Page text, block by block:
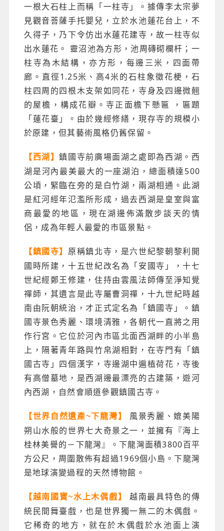
一根大石柱上而稱「一柱寺」。據傳李太宗夢
見觀音菩薩手托嬰兒，立於水池蓮花台上，不
久得子，乃下令仿出水蓮花建寺，故一柱寺似
出水蓮花。 靈沼池為方形，池周磚砌欄杆；一
柱寺為木結構，亦方形，每邊三米，四面帶
廊。直徑1.25米、高4米的石柱象徵花梗，石
柱四周的四根木支架如同花，寺身及四邊微翹
的屋檐，構成花瓣。寺正面檐下懸匾 ，匾題
「蓮花臺」。由於幾經修繕，現存寺的規模小
於原建，但其藝術風格仍舊保留。
【西湖】鎮國寺前廣場面湖之處即為西湖。西
湖是河內最美最大的一座湖泊，總面積達500
公頃，緊臨在旁的是白竹湖，兩湖相通。此湖
是紅河經年氾濫所形成，過去西湖是皇室與富
商最愛的地區，現在湖邊佈滿散步談天的情
侶，成為年輕人最愛的市區景點。
【鎮國寺】 原稱鎮北寺，是六世紀黎朝黎利開
國時所建，十五世紀改名為「安國寺」，十七
世紀經鄭王修建，住持由雲風法師傳至淨知覺
禪師，其遺言是此寺屬曹洞禪，十九世紀時越
南由阮朝統治，才正式定名為「鎮國寺」。鎮
國寺景色秀麗、環境清雅，各朝代一直將之用
作行宮。它位於河內市區北面西湖畔的小半島
上，隔著青年路與竹帛湖相對，在寺門有「鎮
國古寺」四個漢字，寺邊湖中遍植荷花，寺後
有高僧墓地，是西湖邊最漂亮的古建築，遊河
內西湖，自然會順道參觀鎮國古寺。
【世界自然遺產~下龍灣】
風景秀麗、媲美陽
朔山水般的世界七大奇景之一，並擁有『海上
桂林美譽的－下龍灣』。下龍灣面積3800百平
方公尺，周圍散佈有超過1969個小島。下龍灣
是地球演變過程的天然博物館。
【越南國寶~水上木偶戲】
越南最具特色的傳
統民間舞臺戲，也是世界獨一無二的木偶戲。
它稀奇的地方，就在於木偶戲於水池面上演